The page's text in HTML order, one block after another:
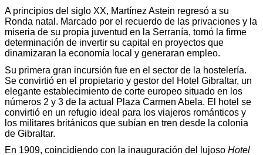
A principios del siglo XX, Martínez Astein regresó a su
Ronda natal. Marcado por el recuerdo de las privaciones y la
miseria de su propia juventud en la Serranía, tomó la firme
determinación de invertir su capital en proyectos que
dinamizaran la economía local y generaran empleo.
Su primera gran incursión fue en el sector de la hostelería.
Se convirtió en el propietario y gestor del Hotel Gibraltar, un
elegante establecimiento de corte europeo situado en los
números 2 y 3 de la actual Plaza Carmen Abela. El hotel se
convirtió en un refugio ideal para los viajeros románticos y
los militares británicos que subían en tren desde la colonia
de Gibraltar.
En 1909, coincidiendo con la inauguración del lujoso Hotel